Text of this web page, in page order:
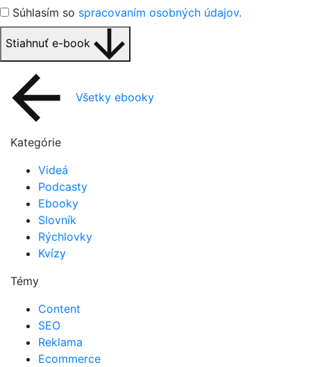
Súhlasím so spracovaním osobných údajov.
Stiahnuť e-book
Všetky ebooky
Kategórie
Videá
Podcasty
Ebooky
Slovník
Rýchlovky
Kvízy
Témy
Content
SEO
Reklama
Ecommerce